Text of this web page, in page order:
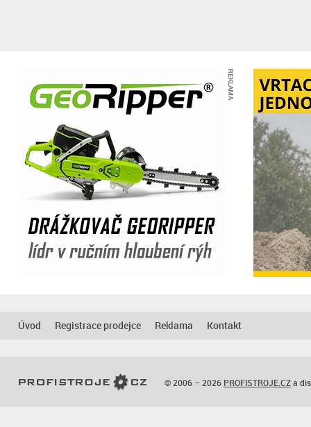
REKLAMA
Úvod Registrace prodejce Reklama Kontakt
© 2006 – 2026 PROFISTROJE.CZa